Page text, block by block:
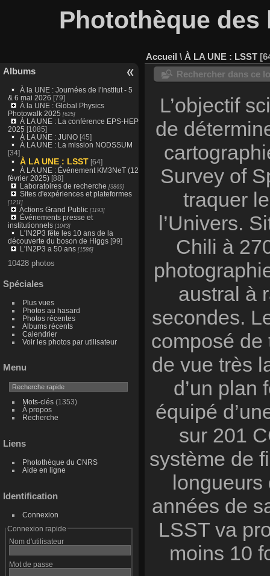
Photothèque des
Albums
À la UNE : Journées de l'Institut - 5
& 6 mai 2026 [79]
À la UNE : Global Physics
Photowalk 2025 [625]
À LA UNE : La conférence EPS-HEP
2025 [1085]
À LA UNE : JUNO [45]
À LA UNE : La mission NODSSUM
[34]
À LA UNE : LSST[64]
À LA UNE : Événement KM3NeT (12
février 2025)[88]
Laboratoires de recherche [3869]
Sites d'expériences et plateformes
[1211]
Actions Grand Public[1193]
Événements presse et
institutionnels[1043]
L'IN2P3 fête les 10 ans de la
découverte du boson de Higgs[99]
L'IN2P3 a 50 ans[1586]
10428 photos
Spéciales
Plus vues
Photos au hasard
Photos récentes
Albums récents
Calendrier
Voir les photos par utilisateur
Menu
Mots-clés(1353)
À propos
Recherche
Liens
Photothèque du CNRS
Aide en ligne
Identification
Connexion
Connexion rapide
Nom d'utilisateur
Mot de passe
Accueil \ À LA UNE : LSST
Rechercher dans ce
L’objectif
de
Survey of
traquer
l’Univers.
Chili à
austral à
secondes.
composé de
de vue très
d’un plan
équipé
sur 201
système de
longueurs
années de
LSST va
moins 10